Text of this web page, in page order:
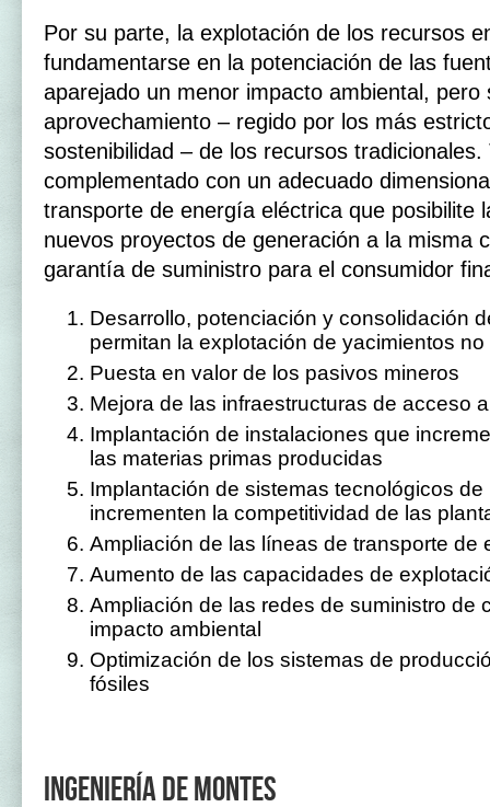
Por su parte, la explotación de los recursos
fundamentarse en la potenciación de las
aparejado un menor impacto ambiental, pero
aprovechamiento – regido por los más
sostenibilidad – de los recursos tradicionales.
complementado con un adecuado
transporte de energía eléctrica que posibilite
nuevos proyectos de generación a la misma
garantía de suministro para el consumidor
Desarrollo, potenciación y consolidación
permitan la explotación de yacimientos
Puesta en valor de los pasivos mineros
Mejora de las infraestructuras de acceso
Implantación de instalaciones que
las materias primas producidas
Implantación de sistemas tecnológicos
incrementen la competitividad de las
Ampliación de las líneas de transporte de
Aumento de las capacidades de
Ampliación de las redes de suministro de
impacto ambiental
Optimización de los sistemas de
fósiles
Ingeniería de montes